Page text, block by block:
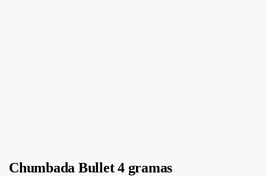
Chumbada Bullet 4 gramas